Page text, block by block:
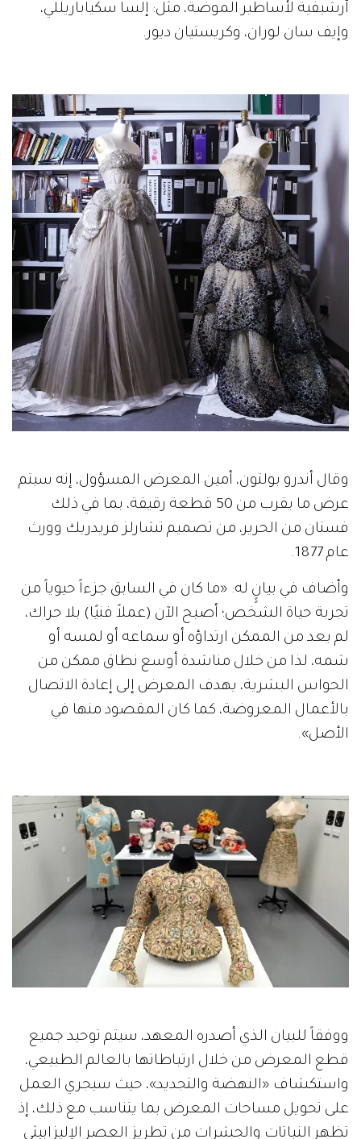
أرشيفية لأساطير الموضة، مثل: إلسا سكياباريللي،
وإيف سان لوران، وكريستيان ديور.
وقال أندرو بولتون، أمين المعرض المسؤول، إنه سيتم
عرض ما يقرب من 50 قطعة رقيقة، بما في ذلك
فستان من الحرير، من تصميم تشارلز فريدريك وورث
عام 1877.
وأضاف في بيانٍٍ له: «ما كان في السابق جزءاً حيوياً من
تجربة حياة الشخص؛ أصبح الآن (عملاً فنيًا) بلا حراك،
لم يعد من الممكن ارتداؤه أو سماعه أو لمسه أو
شمه، لذا من خلال مناشدة أوسع نطاق ممكن من
الحواس البشرية، يهدف المعرض إلى إعادة الاتصال
بالأعمال المعروضة، كما كان المقصود منها في
الأصل».
ووفقاً للبيان الذي أصدره المعهد، سيتم توحيد جميع
قطع المعرض من خلال ارتباطاتها بالعالم الطبيعي،
واستكشاف «النهضة والتجديد»، حيث سيجري العمل
على تحويل مساحات المعرض بما يتناسب مع ذلك، إذ
تظهر النباتات والحشرات من تطريز العصر الإليزابيثي